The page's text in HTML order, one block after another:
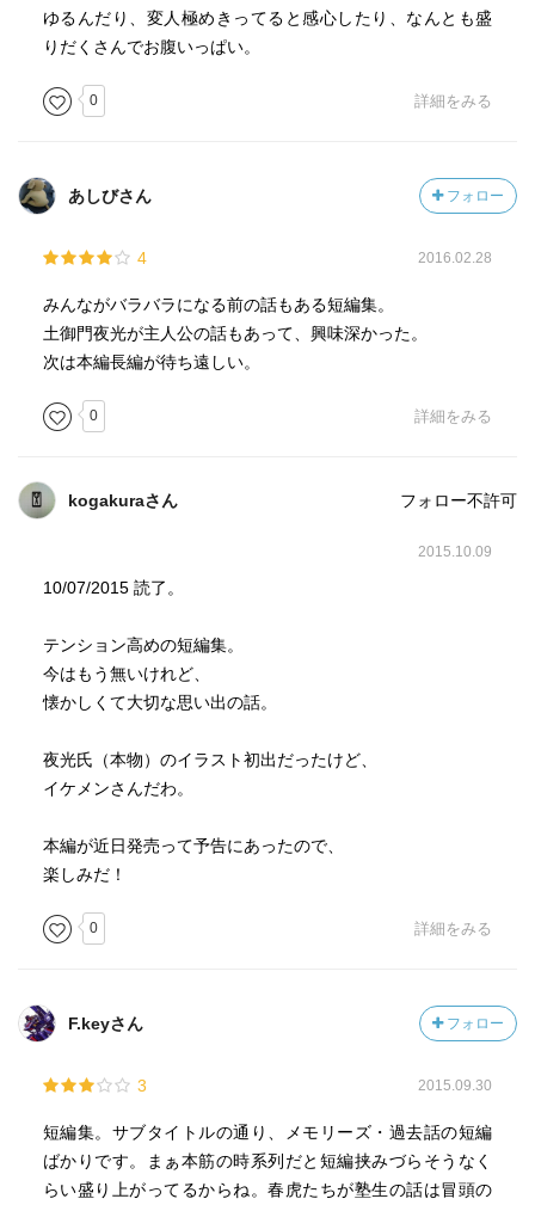
ゆるんだり、変人極めきってると感心したり、なんとも盛
りだくさんでお腹いっぱい。
0 詳細をみる
あしびさん フォロー
4 2016.02.28
みんながバラバラになる前の話もある短編集。
土御門夜光が主人公の話もあって、興味深かった。
次は本編長編が待ち遠しい。
0 詳細をみる
kogakuraさん フォロー不許可
2015.10.09
10/07/2015 読了。
テンション高めの短編集。
今はもう無いけれど、
懐かしくて大切な思い出の話。
夜光氏（本物）のイラスト初出だったけど、
イケメンさんだわ。
本編が近日発売って予告にあったので、
楽しみだ！
0 詳細をみる
F.keyさん フォロー
3 2015.09.30
短編集。サブタイトルの通り、メモリーズ・過去話の短編
ばかりです。まぁ本筋の時系列だと短編挟みづらそうなく
らい盛り上がってるからね。春虎たちが塾生の話は冒頭の